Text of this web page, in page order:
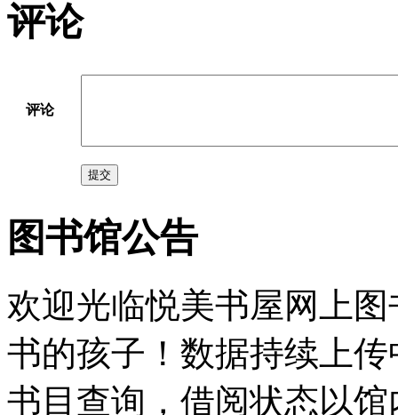
评论
评论
提交
图书馆公告
欢迎光临悦美书屋网上
书的孩子！数据持续上
书目查询，借阅状态以